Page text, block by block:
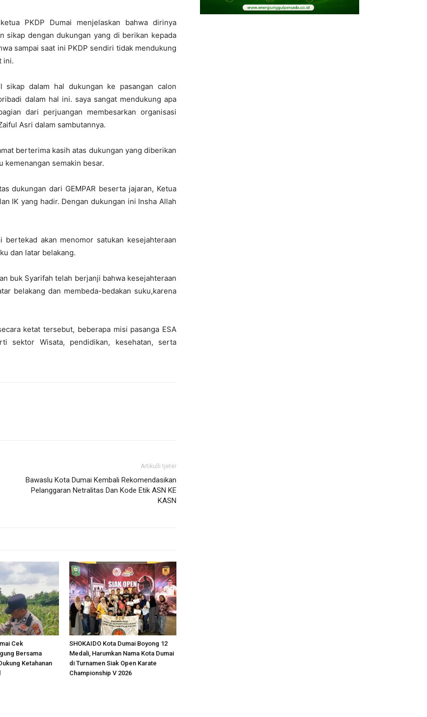
PKDP Dumai menjelaskan bahwa dirinya
sikap dengan dukungan yang di berikan kepada
sampai saat ini PKDP sendiri tidak mendukung
ini.
dalam hal dukungan ke pasangan calon
dalam hal ini. saya sangat mendukung apa
dari perjuangan membesarkan organisasi
Asri dalam sambutannya.
berterima kasih atas dukungan yang diberikan
kemenangan semakin besar.
dukungan dari GEMPAR beserta jajaran, Ketua
IK yang hadir. Dengan dukungan ini Insha Allah
bertekad akan menomor satukan kesejahteraan
dan latar belakang.
buk Syarifah telah berjanji bahwa kesejahteraan
belakang dan membeda-bedakan suku,karena
ketat tersebut, beberapa misi pasanga ESA
sektor Wisata, pendidikan, kesehatan, serta
Artikulli tjetër
Bawaslu Kota Dumai Kembali Rekomendasikan
Pelanggaran Netralitas Dan Kode Etik ASN KE
KASN
Cek
Bersama
Ketahanan
SHOKAIDO Kota Dumai Boyong 12
Medali, Harumkan Nama Kota Dumai
di Turnamen Siak Open Karate
Championship V 2026